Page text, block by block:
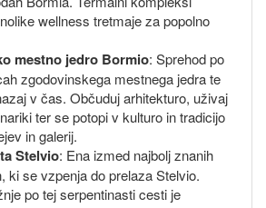
wellness tretmaje za popolno
mestno jedro Bormio: Sprehod po
zgodovinskega mestnega jedra te
v čas. Občuduj arhitekturo, uživaj
ter se potopi v kulturo in tradicijo
in galerij.
Stelvio: Ena izmed najbolj znanih
ki se vzpenja do prelaza Stelvio.
po tej serpentinasti cesti je